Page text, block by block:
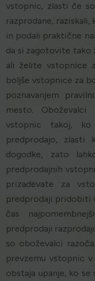
vstopnic, zlasti če
razprodane, raziskali,
in podali praktične
da si zagotovite tako
ali želite vstopnice
boljše vstopnice za
poznavanjem
mesto.
vstopnic takoj,
predprodajo, zlasti
dogodke, zato
predprodajnih
prizadevate za
predprodaji pridobiti
čas
predprodaji
so oboževalci
prevzemu vstopnic
obstaja upanje, ko